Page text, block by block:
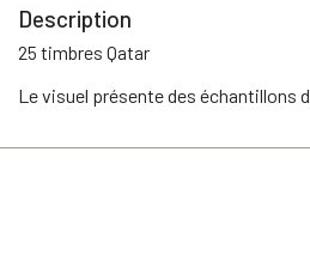
Description
25 timbres Qatar
Le visuel présente des échantillons